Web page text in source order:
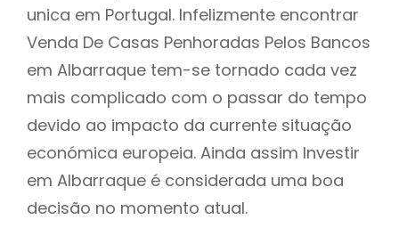
unica em Portugal. Infelizmente encontrar
Venda De Casas Penhoradas Pelos Bancos
em Albarraque tem-se tornado cada vez
mais complicado com o passar do tempo
devido ao impacto da currente situação
económica europeia. Ainda assim Investir
em Albarraque é considerada uma boa
decisão no momento atual.